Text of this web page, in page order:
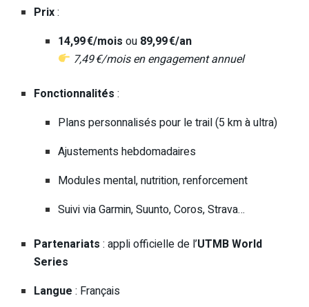
Prix:
14,99 €/mois ou 89,99 €/an
7,49 €/mois en engagement annuel
Fonctionnalités :
Plans personnalisés pour le trail (5 km à ultra)
Ajustements hebdomadaires
Modules mental, nutrition, renforcement
Suivi via Garmin, Suunto, Coros, Strava…
Partenariats : appli officielle de l’UTMB World
Series
Langue : Français